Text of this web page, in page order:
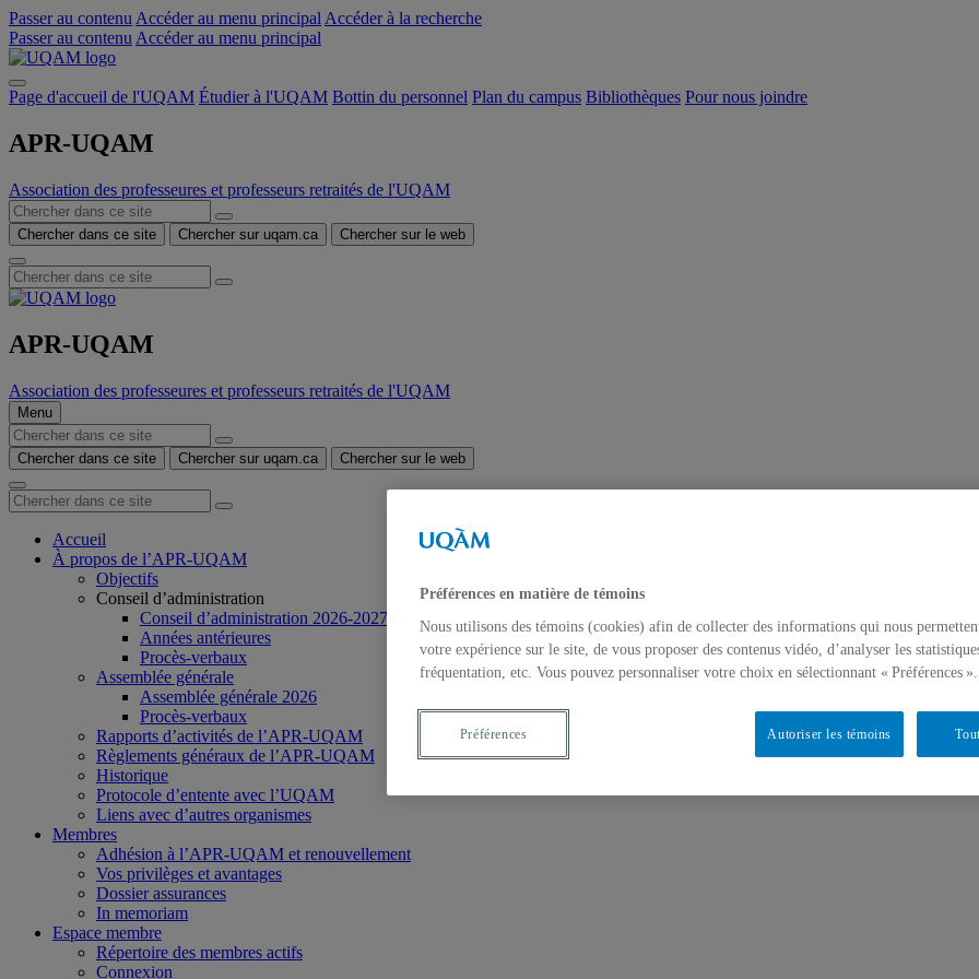
Passer au contenu Accéder au menu principal Accéder à la recherche
Passer au contenu Accéder au menu principal
Page d'accueil de l'UQAM Étudier à l'UQAM Bottin du personnel Plan du campus Bibliothèques Pour nous joindre
APR-UQAM
Association des professeures et professeurs retraités de l'UQAM
Chercher dans ce site Chercher sur uqam.ca Chercher sur le web
APR-UQAM
Association des professeures et professeurs retraités de l'UQAM
Menu
Chercher dans ce site Chercher sur uqam.ca Chercher sur le web
Accueil
À propos de l’APR-UQAM
Objectifs
Conseil d’administration
Conseil d’administration 2026-2027
Années antérieures
Procès-verbaux
Assemblée générale
Assemblée générale 2026
Procès-verbaux
Rapports d’activités de l’APR-UQAM
Règlements généraux de l’APR-UQAM
Historique
Protocole d’entente avec l’UQAM
Liens avec d’autres organismes
Membres
Adhésion à l’APR-UQAM et renouvellement
Vos privilèges et avantages
Dossier assurances
In memoriam
Espace membre
Répertoire des membres actifs
Connexion
Préférences en matière de témoins
Nous utilisons des témoins (cookies) afin de collecter des informations qui nous
votre expérience sur le site, de vous proposer des contenus vidéo, d’analyser les
fréquentation, etc. Vous pouvez personnaliser votre choix en sélectionnant « Préférences ».
Autoriser les témoins
Préférences